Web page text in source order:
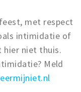
met respect
intimidatie of
hier niet thuis.
Meld